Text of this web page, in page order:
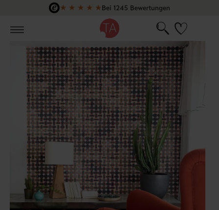
Zum Hauptinhalt springen
★ ★ ★ ★ ★Bei 1245 Bewertungen